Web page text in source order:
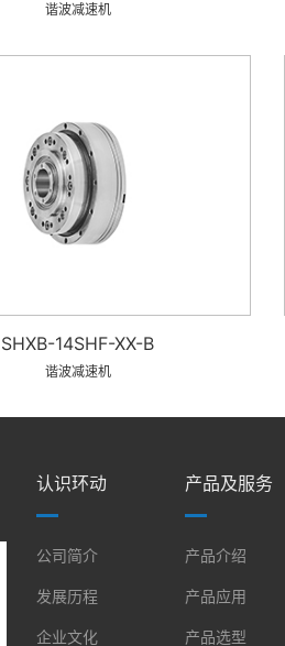
谐波减速机
SHXB-14SHF-XX-B
谐波减速机
认识环动
公司简介
发展历程
企业文化
产品及服务
产品介绍
产品应用
产品选型